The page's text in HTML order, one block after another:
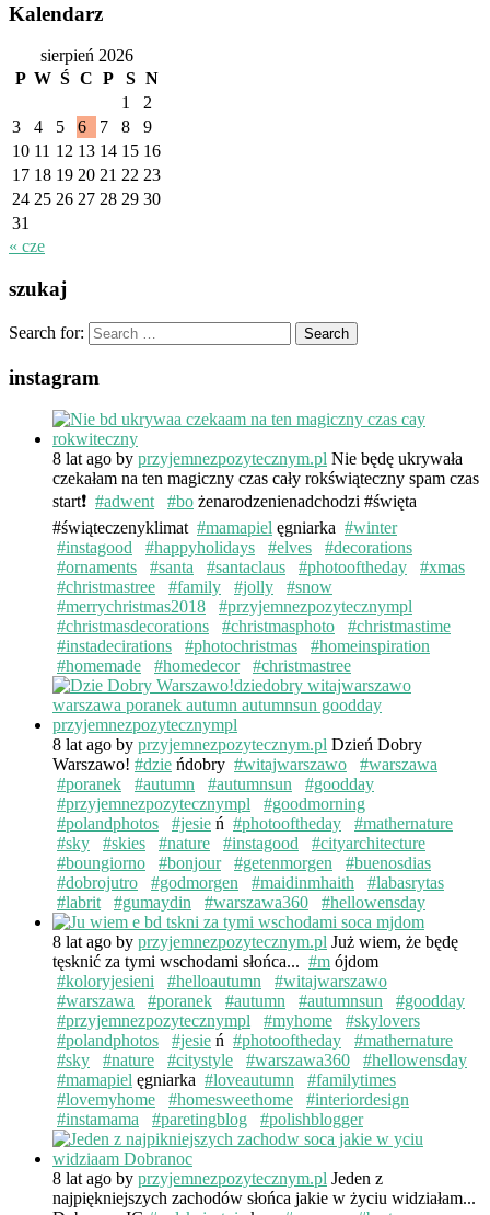
Kalendarz
sierpień 2026
P W Ś C P S N
1
2
3
4 5 6 7 8
9
10 11 12 13 14 15 16
17 18 19 20 21 22 23
24 25 26 27 28 29 30
31
« cze
szukaj
Search for:
instagram
8 lat ago by przyjemnezpozytecznym.pl Nie będę ukrywała
czekałam na ten magiczny czas cały rokświąteczny spam czas
start❗️ #adwent #bo żenarodzenienadchodzi #święta
#świąteczenyklimat #mamapiel ęgniarka #winter
#instagood
#happyholidays #elves
#decorations
#ornaments
#santa #santaclaus #photooftheday
#xmas
#christmastree
#family #jolly
#snow
#merrychristmas2018
#przyjemnezpozytecznympl
#christmasdecorations
#christmasphoto
#christmastime
#instadecirations
#photochristmas
#homeinspiration
#homemade
#homedecor #christmastree
8 lat ago by przyjemnezpozytecznym.pl Dzień Dobry
Warszawo! #dzie ńdobry #witajwarszawo
#warszawa
#poranek
#autumn #autumnsun
#goodday
#przyjemnezpozytecznympl
#goodmorning
#polandphotos
#jesie ń #photooftheday
#mathernature
#sky
#skies #nature #instagood
#cityarchitecture
#boungiorno
#bonjour #getenmorgen
#buenosdias
#dobrojutro
#godmorgen #maidinmhaith
#labasrytas
#labrit
#gumaydin #warszawa360 #hellowensday
8 lat ago by przyjemnezpozytecznym.pl Już wiem, że będę
tęsknić za tymi wschodami słońca... #m ójdom
#koloryjesieni
#helloautumn
#witajwarszawo
#warszawa
#poranek #autumn #autumnsun
#goodday
#przyjemnezpozytecznympl
#myhome
#skylovers
#polandphotos
#jesie ń #photooftheday
#mathernature
#sky
#nature #citystyle #warszawa360
#hellowensday
#mamapiel ęgniarka #loveautumn
#familytimes
#lovemyhome
#homesweethome
#interiordesign
#instamama
#paretingblog #polishblogger
8 lat ago by przyjemnezpozytecznym.pl Jeden z
najpiękniejszych zachodów słońca jakie w życiu widziałam...